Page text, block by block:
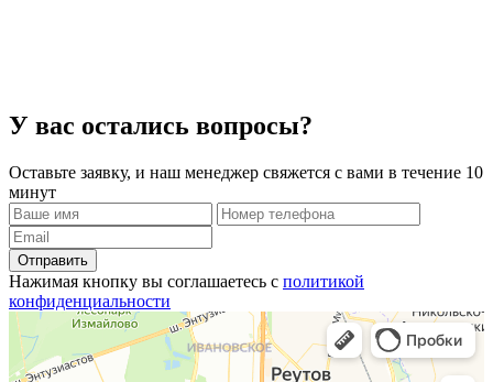
У вас остались вопросы?
Оставьте заявку, и наш менеджер свяжется с вами в течение 10
минут
Отправить
Нажимая кнопку вы соглашаетесь с политикой
конфиденциальности